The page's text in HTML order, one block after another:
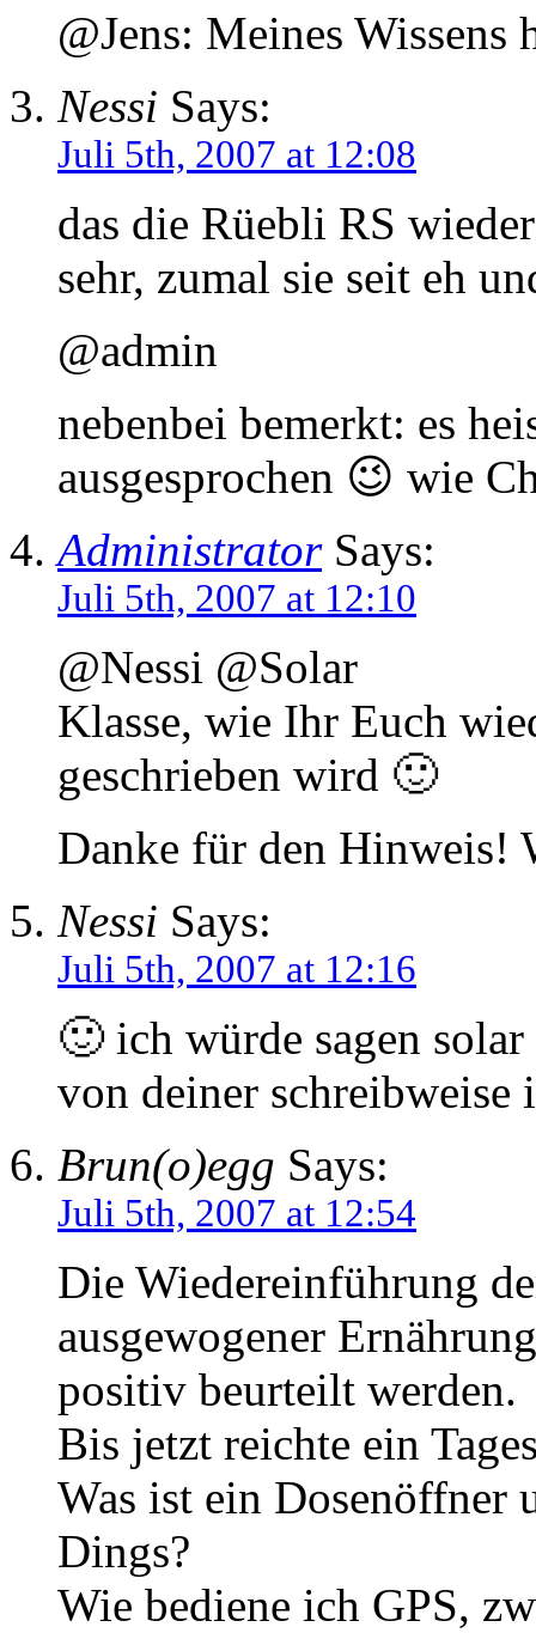
@Jens: Meines Wissens
Nessi Says:
Juli 5th, 2007 at 12:08
das die Rüebli RS
sehr, zumal sie seit eh
@admin
nebenbei bemerkt: es
ausgesprochen 😉 wie
AdministratorSays:
Juli 5th, 2007 at 12:10
@Nessi @Solar
Klasse, wie Ihr Euch
geschrieben wird 🙂
Danke für den Hinweis!
Nessi Says:
Juli 5th, 2007 at 12:16
🙂 ich würde sagen
von deiner schreibweise
Brun(o)egg Says:
Juli 5th, 2007 at 12:54
Die Wiedereinführung
ausgewogener
positiv beurteilt werden.
Bis jetzt reichte ein
Was ist ein Dosenöffner
Dings?
Wie bediene ich GPS,